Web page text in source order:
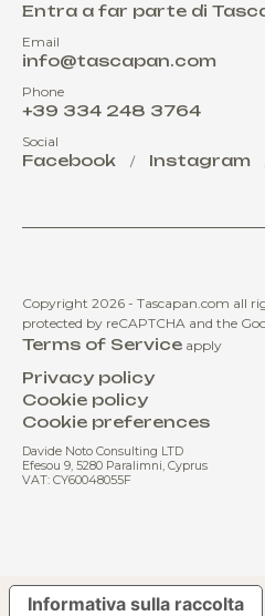
Entra a far parte di
Email
info@tascapan.com
Phone
+39 334 248 3764
Social
Facebook / Instagram
Copyright 2026 - Tascapan.com all
protected by reCAPTCHA and the
Terms of Service apply
Privacy policy
Cookie policy
Cookie preferences
Davide Noto Consulting LTD
Efesou 9, 5280 Paralimni, Cyprus
VAT: CY60048055F
Informativa sulla raccolta